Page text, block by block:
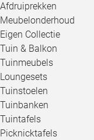
Afdruiprekken
Meubelonderhoud
Eigen Collectie
Tuin & Balkon
Tuinmeubels
Loungesets
Tuinstoelen
Tuinbanken
Tuintafels
Picknicktafels